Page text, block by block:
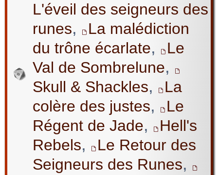
L'éveil des seigneurs des
runes,
La malédiction
du trône écarlate,
Le
Val de Sombrelune,
Skull & Shackles,
La
colère des justes,
Le
Régent de Jade,
Hell's
Rebels,
Le Retour des
Seigneurs des Runes,